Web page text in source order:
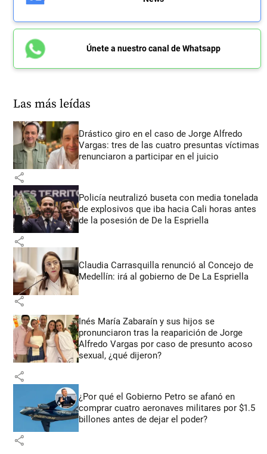
Únete a nuestro canal de Whatsapp
Las más leídas
Drástico giro en el caso de Jorge Alfredo
Vargas: tres de las cuatro presuntas víctimas
renunciaron a participar en el juicio
share
Policía neutralizó buseta con media tonelada
de explosivos que iba hacia Cali horas antes
de la posesión de De la Espriella
share
Claudia Carrasquilla renunció al Concejo de
Medellín: irá al gobierno de De La Espriella
share
Inés María Zabaraín y sus hijos se
pronunciaron tras la reaparición de Jorge
Alfredo Vargas por caso de presunto acoso
sexual, ¿qué dijeron?
share
¿Por qué el Gobierno Petro se afanó en
comprar cuatro aeronaves militares por $1.5
billones antes de dejar el poder?
share